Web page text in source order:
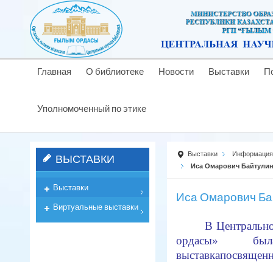
Главная О библиотеке Новости Выставки
Уполномоченный по этике
Выставки
Информация
Иса Омарович Байтулин
Иса Омарович
В
ордасы»
выставка
ВЫСТАВКИ
Выставки
Виртуальные выставки